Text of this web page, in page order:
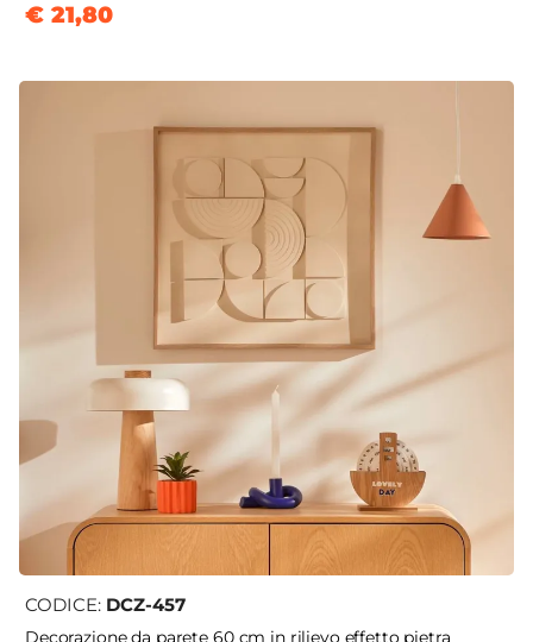
€ 21,80
CODICE: DCZ-457
Decorazione da parete 60 cm in rilievo effetto pietra